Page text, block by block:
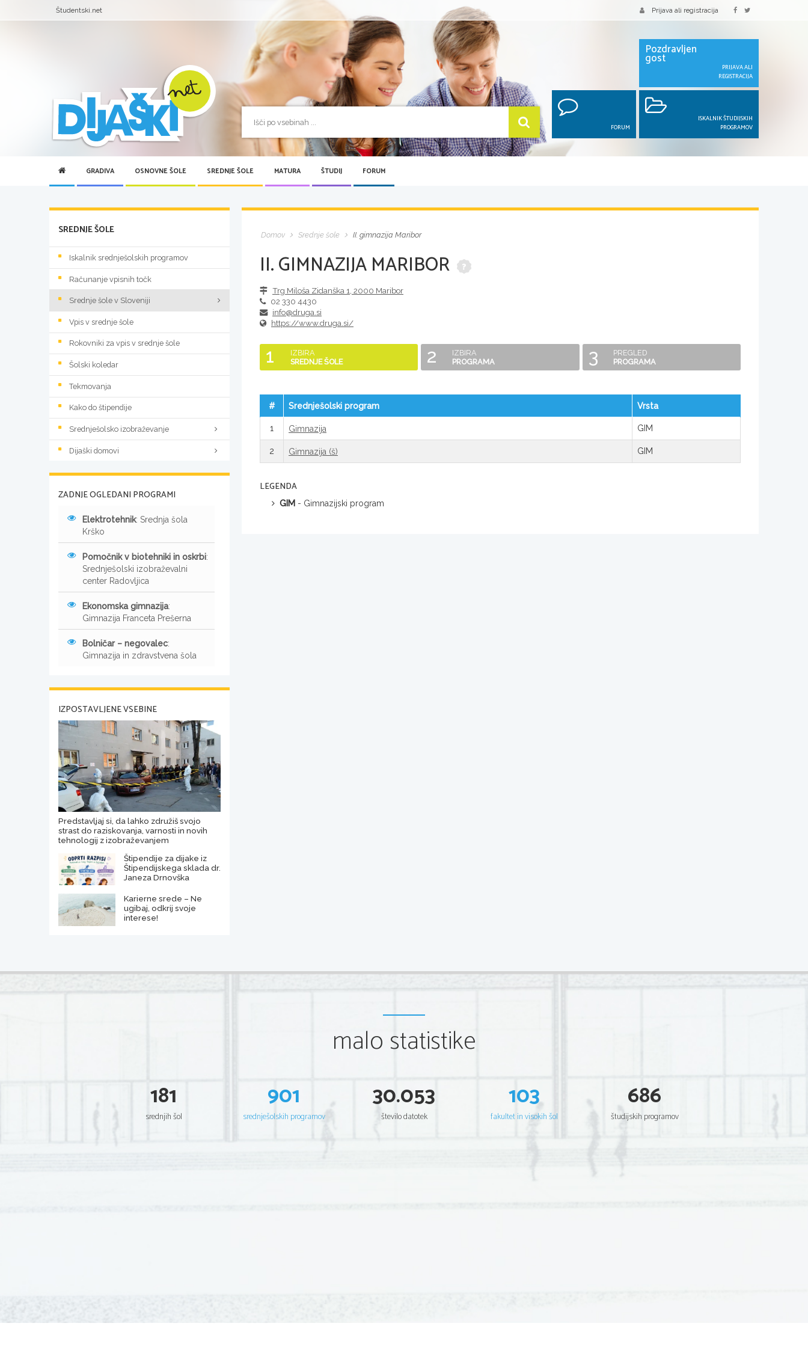
Študentski.net Prijava ali registracija
Pozdravljen
gost
PRIJAVA ALI
REGISTRACIJA
FORUM
ISKALNIK ŠTUDIJSKIH
PROGRAMOV
GRADIVA OSNOVNE ŠOLE SREDNJE ŠOLE MATURA ŠTUDIJ FORUM
Domov Srednje šole II. gimnazija Maribor
II. GIMNAZIJA MARIBOR
Trg Miloša Zidanška 1 2000 Maribor
02 330 4430
info@druga.si
https://www.druga.si/
1
IZBIRA
SREDNJE ŠOLE
2
IZBIRA
PROGRAMA
3
PREGLED
PROGRAMA
# Srednješolski program Vrsta
1 Gimnazija GIM
2 Gimnazija (š) GIM
LEGENDA
GIM - Gimnazijski program
SREDNJE ŠOLE
Iskalnik srednješolskih programov
Računanje vpisnih točk
Srednje šole v Sloveniji
Vpis v srednje šole
Rokovniki za vpis v srednje šole
Šolski koledar
Tekmovanja
Kako do štipendije
Srednješolsko izobraževanje
Dijaški domovi
ZADNJE OGLEDANI PROGRAMI
Elektrotehnik: Srednja šola
Krško
Pomočnik v biotehniki in oskrbi:
Srednješolski izobraževalni
center Radovljica
Ekonomska gimnazija:
Gimnazija Franceta Prešerna
Bolničar – negovalec:
Gimnazija in zdravstvena šola
IZPOSTAVLJENE VSEBINE
Predstavljaj si, da lahko združiš svojo
strast do raziskovanja, varnosti in novih
tehnologij z izobraževanjem
Štipendije za dijake iz
Štipendijskega sklada dr.
Janeza Drnovška
Karierne srede – Ne
ugibaj, odkrij svoje
interese!
malo statistike
181
srednjih šol
901
srednješolskih programov
30.053
število datotek
103
fakultet in visokih šol
686
študijskih programov